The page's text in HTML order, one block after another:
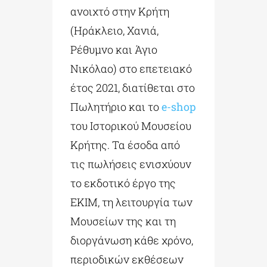
ανοιχτό στην Κρήτη
(Ηράκλειο, Χανιά,
Ρέθυμνο και Άγιο
Νικόλαο) στο επετειακό
έτος 2021, διατίθεται στο
Πωλητήριο και τοe-shop
του Ιστορικού Μουσείου
Κρήτης. Τα έσοδα από
τις πωλήσεις ενισχύουν
το εκδοτικό έργο της
ΕΚΙΜ, τη λειτουργία των
Μουσείων της και τη
διοργάνωση κάθε χρόνο,
περιοδικών εκθέσεων